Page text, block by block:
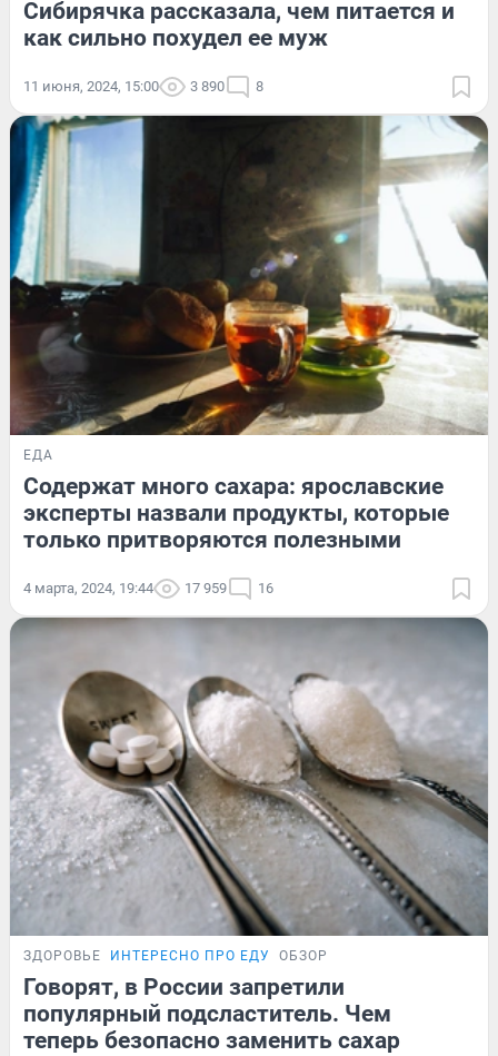
Сибирячка рассказала, чем питается и
как сильно похудел ее муж
11 июня, 2024, 15:00 3 890 8
ЕДА
Содержат много сахара: ярославские
эксперты назвали продукты, которые
только притворяются полезными
4 марта, 2024, 19:44 17 959 16
ЗДОРОВЬЕ ИНТЕРЕСНО ПРО ЕДУ ОБЗОР
Говорят, в России запретили
популярный подсластитель. Чем
теперь безопасно заменить сахар